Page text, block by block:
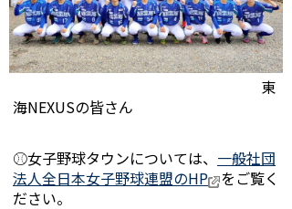
東
海NEXUSの皆さん
⚾女子野球タウンについては、 一般社団
法人全日本女子野球連盟のHP
をご覧く
ださい。